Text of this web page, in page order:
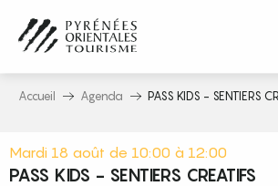
contenu
principal
Accueil Agenda PASS KIDS - SENTIERS
Mardi 18 août de 10:00 à 12:00
PASS KIDS - SENTIERS CREATIFS